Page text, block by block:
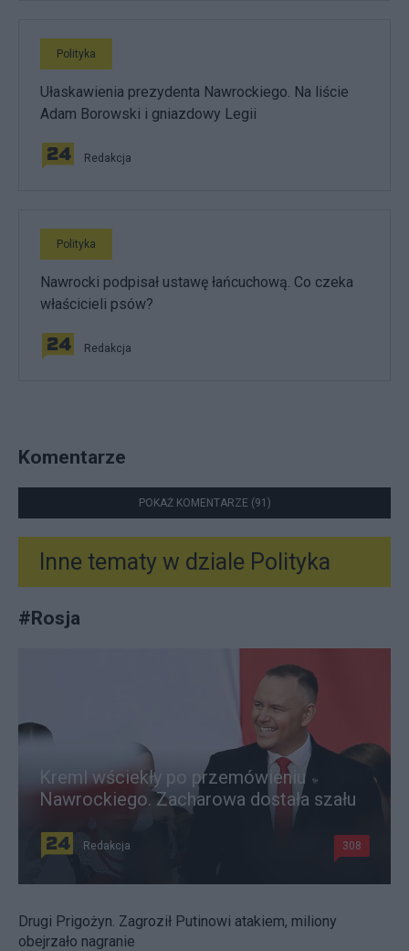
Polityka
Ułaskawienia prezydenta Nawrockiego. Na liście
Adam Borowski i gniazdowy Legii
Redakcja
Polityka
Nawrocki podpisał ustawę łańcuchową. Co czeka
właścicieli psów?
Redakcja
Komentarze
POKAŻ KOMENTARZE (91)
Inne tematy w dziale Polityka
#Rosja
Kreml wściekły po przemówieniu
Nawrockiego. Zacharowa dostała szału
Redakcja 308
Drugi Prigożyn. Zagroził Putinowi atakiem, miliony
obejrzało nagranie